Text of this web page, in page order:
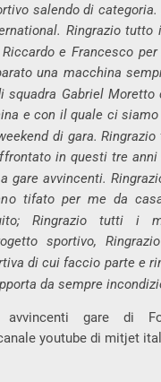
salendo di categoria.
Ringrazio tutto
e Francesco
una macchina
squadra Gabriel Moretto
e con il quale ci
di gara.
in questi tre
gare avvincenti.
tifato per me da
Ringrazio tutti i
sportivo,
di cui faccio parte e
da sempre
gare di
youtube di mitjet